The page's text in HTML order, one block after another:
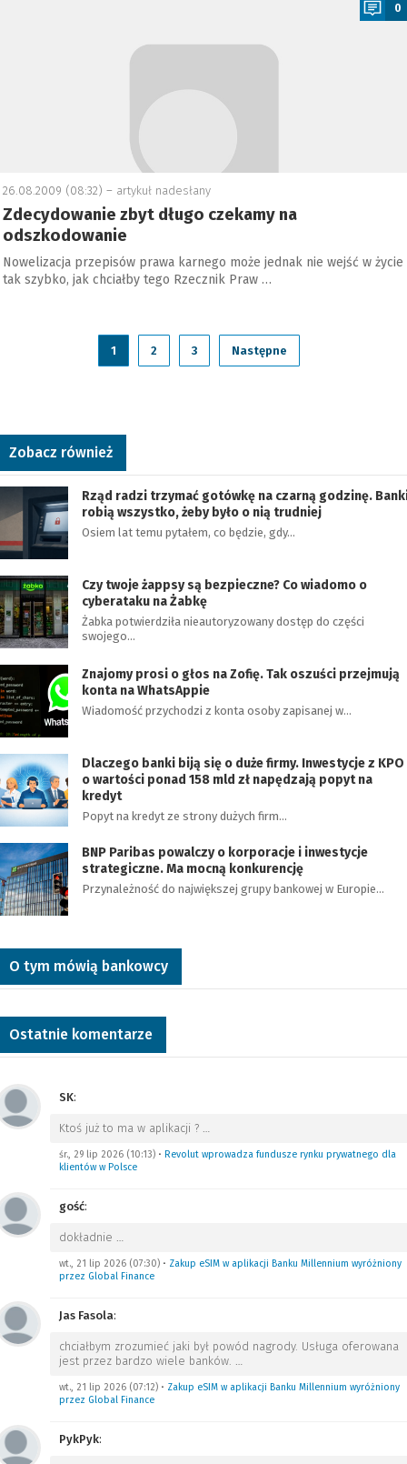
0
26.08.2009 (08:32) – artykuł nadesłany
Zdecydowanie zbyt długo czekamy na
odszkodowanie
Nowelizacja przepisów prawa karnego może jednak nie wejść w życie
tak szybko, jak chciałby tego Rzecznik Praw …
1 2 3 Następne
Zobacz również
Rząd radzi trzymać gotówkę na czarną godzinę.
robią wszystko, żeby było o nią trudniej
Osiem lat temu pytałem, co będzie, gdy…
Czy twoje żappsy są bezpieczne? Co wiadomo o
cyberataku na Żabkę
Żabka potwierdziła nieautoryzowany dostęp do części
swojego…
Znajomy prosi o głos na Zofię. Tak oszuści przejmują
konta na WhatsAppie
Wiadomość przychodzi z konta osoby zapisanej w…
Dlaczego banki biją się o duże firmy. Inwestycje z KPO
o wartości ponad 158 mld zł napędzają popyt na
kredyt
Popyt na kredyt ze strony dużych firm…
BNP Paribas powalczy o korporacje i inwestycje
strategiczne. Ma mocną konkurencję
Przynależność do największej grupy bankowej w Europie…
O tym mówią bankowcy
Ostatnie komentarze
SK:
Ktoś już to ma w aplikacji ? …
śr., 29 lip 2026 (10:13) • Revolut wprowadza fundusze rynku prywatnego dla
klientów w Polsce
gość:
dokładnie …
wt., 21 lip 2026 (07:30) • Zakup eSIM w aplikacji Banku Millennium wyróżniony
przez Global Finance
Jas Fasola:
chciałbym zrozumieć jaki był powód nagrody. Usługa oferowana
jest przez bardzo wiele banków. …
wt., 21 lip 2026 (07:12) • Zakup eSIM w aplikacji Banku Millennium wyróżniony
przez Global Finance
PykPyk: